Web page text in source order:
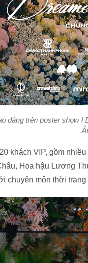
dáng trên poster show I
khách VIP, gồm
Hoa hậu Lương
chuyên môn thời